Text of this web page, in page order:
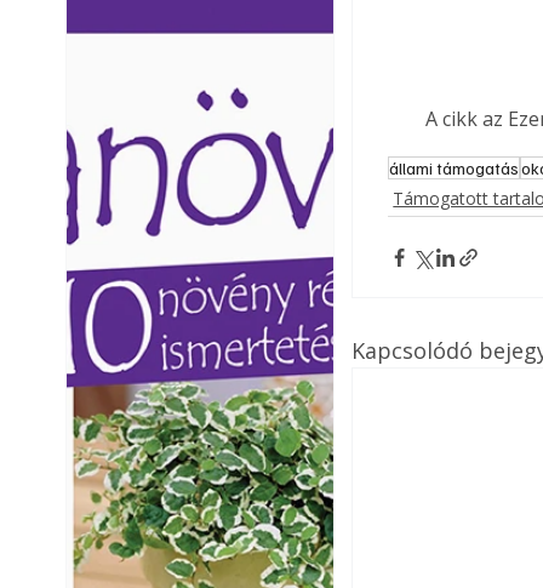
A cikk az
állami támogatás
Támogatott
Kapcsolódó